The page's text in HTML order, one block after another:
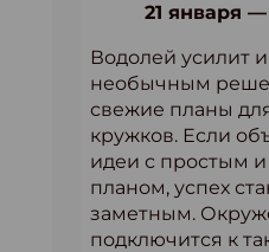
21 января
Водолей усилит
необычным
свежие планы
кружков. Если
идеи с простым
планом, успех
заметным.
подключится к